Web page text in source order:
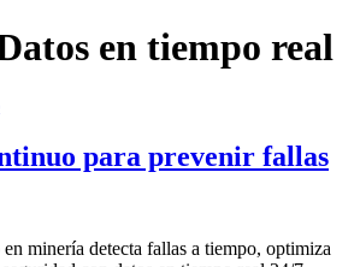
en tiempo real
para prevenir fallas
minería detecta fallas a tiempo, optimiza